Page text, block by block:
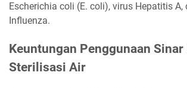
Escherichia coli (E. coli), virus Hepatitis A,
Influenza.
Keuntungan Penggunaan
Sterilisasi Air